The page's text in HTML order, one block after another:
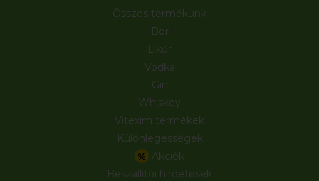
Összes termékünk
Bor
Likőr
Vodka
Gin
Whiskey
Vitexim termékek
Különlegességek
% Akciók
Beszállítói hirdetések